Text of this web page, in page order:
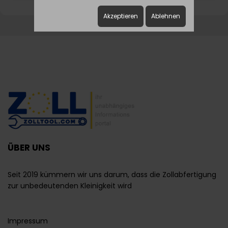
ÜBER UNS
Seit 2019 kümmern wir uns darum, dass die Zollabfertigung
zur unbedeutenden Kleinigkeit wird
Impressum
Akzeptieren Ablehnen